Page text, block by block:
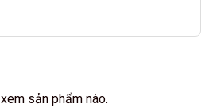
sản phẩm nào.